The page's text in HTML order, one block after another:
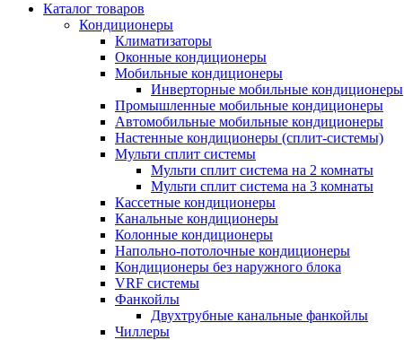
Каталог товаров
Кондиционеры
Климатизаторы
Оконные кондиционеры
Мобильные кондиционеры
Инверторные мобильные кондиционеры
Промышленные мобильные кондиционеры
Автомобильные мобильные кондиционеры
Настенные кондиционеры (сплит-системы)
Мульти сплит системы
Мульти сплит система на 2 комнаты
Мульти сплит система на 3 комнаты
Кассетные кондиционеры
Канальные кондиционеры
Колонные кондиционеры
Напольно-потолочные кондиционеры
Кондиционеры без наружного блока
VRF системы
Фанкойлы
Двухтрубные канальные фанкойлы
Чиллеры